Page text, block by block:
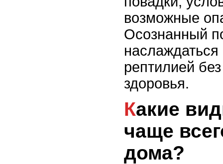
возможные
Осознанный
рептилией
здоровья.
Какие виды рептилий
чаще
дома?